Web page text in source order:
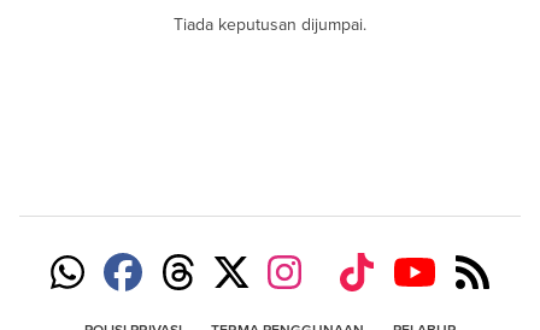
Tiada keputusan dijumpai.